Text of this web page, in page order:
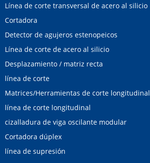
Línea de corte transversal de acero al silicio
Cortadora
Detector de agujeros estenopeicos
Línea de corte de acero al silicio
Desplazamiento / matriz recta
línea de corte
Matrices/Herramientas de corte longitudinal
línea de corte longitudinal
cizalladura de viga oscilante modular
Cortadora dúplex
línea de supresión